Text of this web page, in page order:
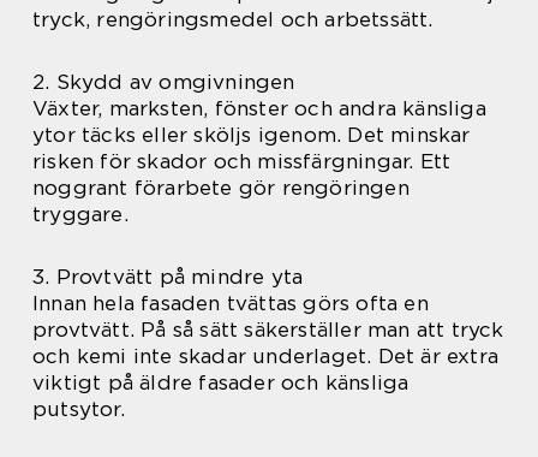
tryck, rengöringsmedel och arbetssätt.
2. Skydd av omgivningen
Växter, marksten, fönster och andra känsliga
ytor täcks eller sköljs igenom. Det minskar
risken för skador och missfärgningar. Ett
noggrant förarbete gör rengöringen
tryggare.
3. Provtvätt på mindre yta
Innan hela fasaden tvättas görs ofta en
provtvätt. På så sätt säkerställer man att tryck
och kemi inte skadar underlaget. Det är extra
viktigt på äldre fasader och känsliga
putsytor.